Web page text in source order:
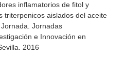
inflamatorios de fitol y
triterpenicos aislados del aceite
Jornadas
e Innovación en
2016